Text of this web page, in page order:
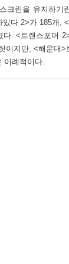
크린을 유지하
다 2>가 185개,
. <트랜스포머
이지만, <해운대
이례적이다.